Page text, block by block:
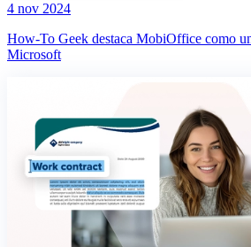
4 nov 2024
How-To Geek destaca MobiOffice como
Microsoft